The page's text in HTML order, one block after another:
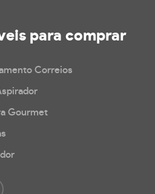
para comprar
Correios
Gourmet